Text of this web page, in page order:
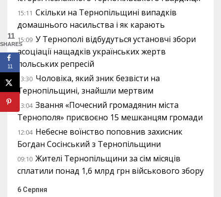
15:11 Скільки на Тернопільщині випадків
домашнього насильства і як карають
15:09 У Тернополі відбудуться установчі збори
асоціації нащадків українських жертв
польських репресій
13:30 Чоловіка, який зник безвісти на
Тернопільщині, знайшли мертвим
13:04 Звання «Почесний громадянин міста
Тернополя» присвоєно 15 мешканцям громади
12:04 Небесне воїнство поповнив захисник
Богдан Сосінський з Тернопільщини
09:10 Жителі Тернопільщини за сім місяців
сплатили понад 1,6 млрд грн військового збору
6 Серпня
11
SHARES
11